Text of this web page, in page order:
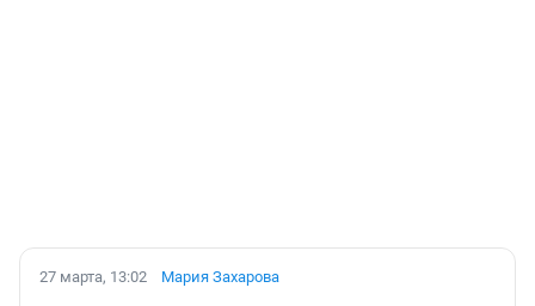
27 марта, 13:02 Мария Захарова